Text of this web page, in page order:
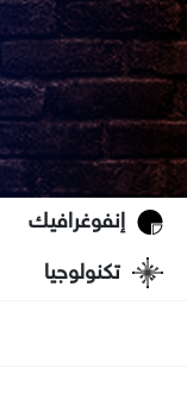
إنفوغرافيك
تكنولوجيا